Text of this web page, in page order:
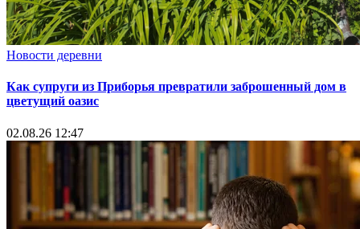
Новости деревни
Как супруги из Приборья превратили заброшенный дом в
цветущий оазис
02.08.26 12:47